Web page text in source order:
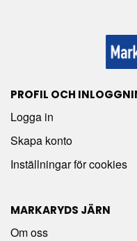
PROFIL OCH
Logga in
Skapa konto
Inställningar för cookies
MARKARYDS JÄRN
Om oss